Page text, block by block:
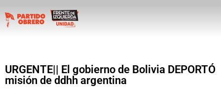
URGENTE|| El gobierno de Bolivia DEPORTÓ
misión de ddhh argentina